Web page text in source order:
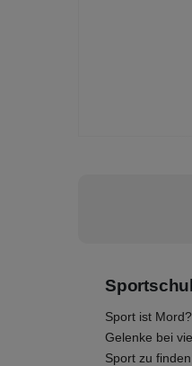
Sport ist
Gelenke bei
Sport zu